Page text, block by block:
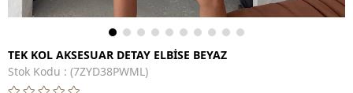
TEK KOL AKSESUAR DETAY ELBİSE BEYAZ
Stok Kodu
(7ZYD38PWML)